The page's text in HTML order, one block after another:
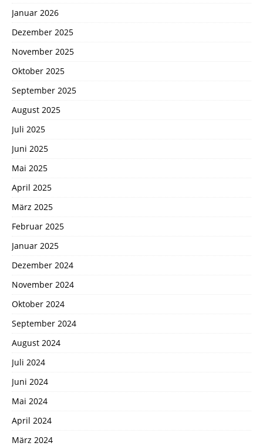
Januar 2026
Dezember 2025
November 2025
Oktober 2025
September 2025
August 2025
Juli 2025
Juni 2025
Mai 2025
April 2025
März 2025
Februar 2025
Januar 2025
Dezember 2024
November 2024
Oktober 2024
September 2024
August 2024
Juli 2024
Juni 2024
Mai 2024
April 2024
März 2024